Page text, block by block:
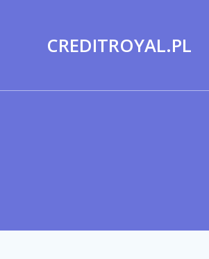
CREDITROYAL.PL